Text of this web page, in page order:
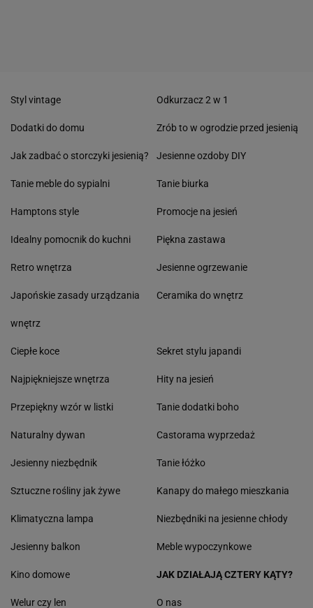
Styl vintage
Dodatki do domu
Jak zadbać o storczyki jesienią?
Tanie meble do sypialni
Hamptons style
Idealny pomocnik do kuchni
Retro wnętrza
Japońskie zasady urządzania
wnętrz
Odkurzacz 2 w 1
Zrób to w ogrodzie przed jesienią
Jesienne ozdoby DIY
Tanie biurka
Promocje na jesień
Piękna zastawa
Jesienne ogrzewanie
Ceramika do wnętrz
Ciepłe koce
Najpiękniejsze wnętrza
Przepiękny wzór w listki
Naturalny dywan
Jesienny niezbędnik
Sztuczne rośliny jak żywe
Klimatyczna lampa
Jesienny balkon
Sekret stylu japandi
Hity na jesień
Tanie dodatki boho
Castorama wyprzedaż
Tanie łóżko
Kanapy do małego mieszkania
Niezbędniki na jesienne chłody
Meble wypoczynkowe
Kino domowe
Welur czy len
JAK DZIAŁAJĄ CZTERY KĄTY?
O nas